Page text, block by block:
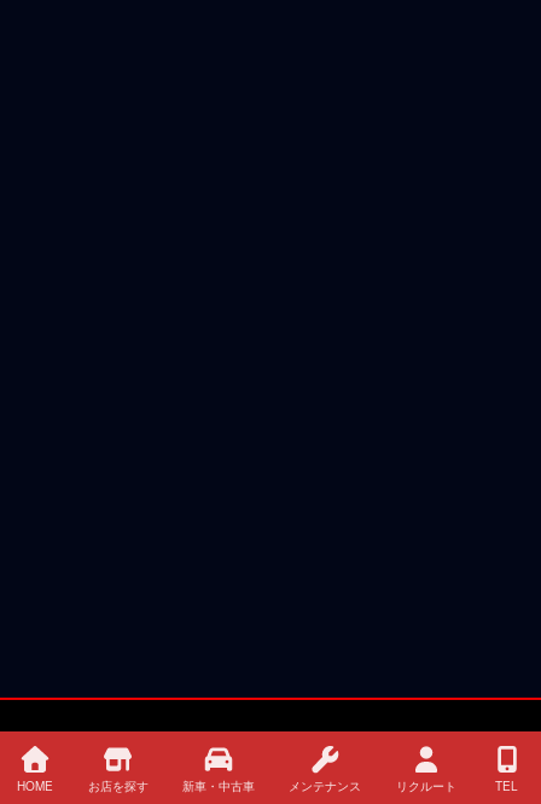
HOME お店を探す 新車・中古車 メンテナンス リクルート TEL